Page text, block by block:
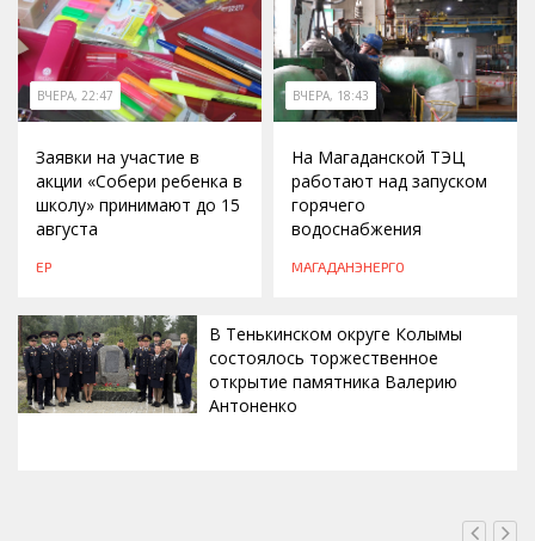
ВЧЕРА, 22:47
Заявки на участие в
акции «Собери ребенка в
школу» принимают до 15
августа
ЕР
ВЧЕРА, 18:43
На Магаданской ТЭЦ
работают над запуском
горячего
водоснабжения
МАГАДАНЭНЕРГО
В Тенькинском округе Колымы
состоялось торжественное
открытие памятника Валерию
Антоненко